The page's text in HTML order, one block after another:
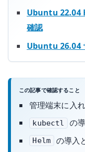
Ubuntu 22.04
確認
Ubuntu 26.04
この記事で確認すること
管理端末に入
kubectl の
Helm の導入